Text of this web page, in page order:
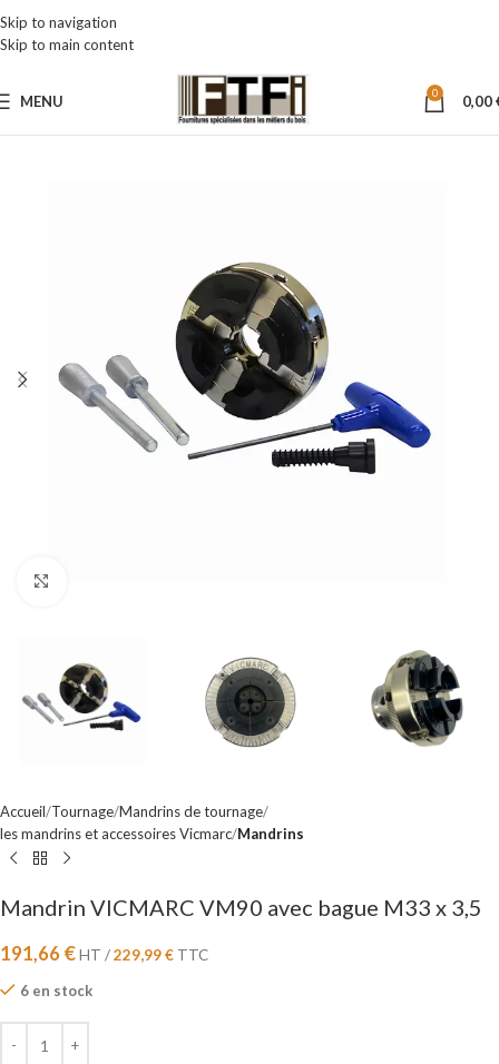
Skip to navigation
Skip to main content
MENU 0 0,00
Accueil Tournage Mandrins de tournage
les mandrins et accessoires Vicmarc Mandrins
Mandrin VICMARC VM90 avec bague M33 x 3,5
191,66€HT /229,99€ TTC
6 en stock